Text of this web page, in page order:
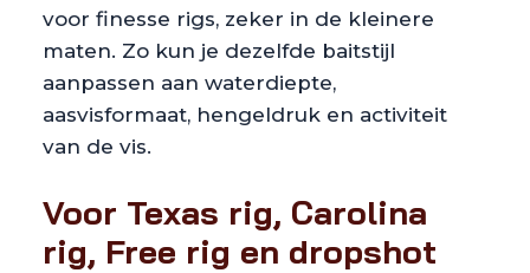
voor finesse rigs, zeker in de kleinere
maten. Zo kun je dezelfde baitstijl
aanpassen aan waterdiepte,
aasvisformaat, hengeldruk en activiteit
van de vis.
Voor Texas rig, Carolina
rig, Free rig en dropshot